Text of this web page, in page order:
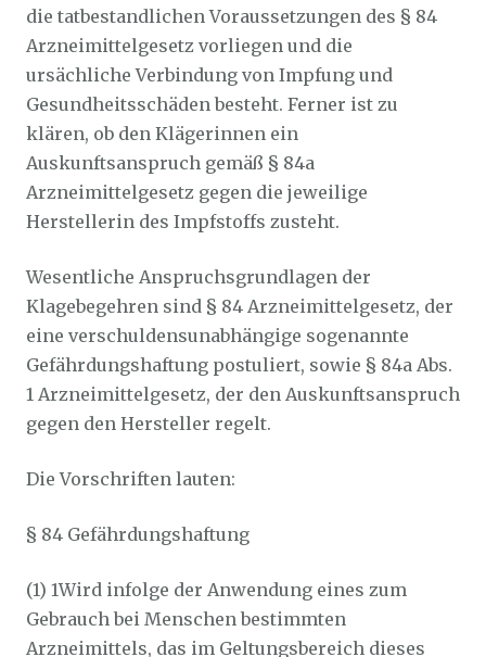
die tatbestandlichen Voraussetzungen des § 84
Arzneimittelgesetz vorliegen und die
ursächliche Verbindung von Impfung und
Gesundheitsschäden besteht. Ferner ist zu
klären, ob den Klägerinnen ein
Auskunftsanspruch gemäß § 84a
Arzneimittelgesetz gegen die jeweilige
Herstellerin des Impfstoffs zusteht.
Wesentliche Anspruchsgrundlagen der
Klagebegehren sind § 84 Arzneimittelgesetz, der
eine verschuldensunabhängige sogenannte
Gefährdungshaftung postuliert, sowie § 84a Abs.
1 Arzneimittelgesetz, der den Auskunftsanspruch
gegen den Hersteller regelt.
Die Vorschriften lauten:
§ 84 Gefährdungshaftung
(1) 1Wird infolge der Anwendung eines zum
Gebrauch bei Menschen bestimmten
Arzneimittels, das im Geltungsbereich dieses